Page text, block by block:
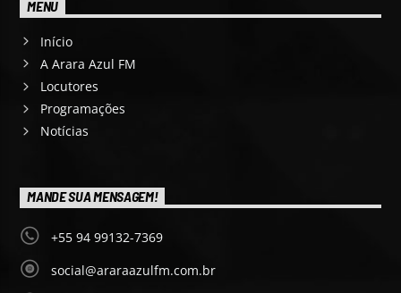
MENU
Início
A Arara Azul FM
Locutores
Programações
Notícias
MANDE SUA MENSAGEM!
+55 94 99132-7369
social@araraazulfm.com.br